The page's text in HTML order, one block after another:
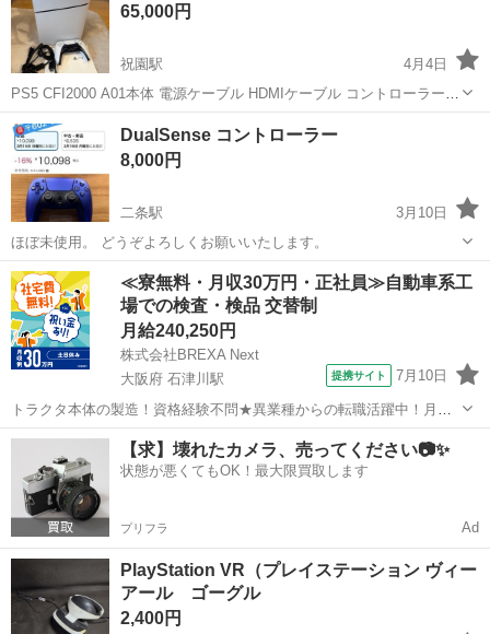
65,000円
祝園駅
4月4日
PS5 CFI2000 A01本体 電源ケーブル HDMIケーブル コントローラー1
台 使用回数僅かの為、美品ですが箱無しです。 プレイする時間が無く
出品します。
京都 テレビゲーム
DualSense コントローラー
8,000円
二条駅
3月10日
ほぼ未使用。 どうぞよろしくお願いいたします。
京都 京都市 二条駅 テレビゲーム コントローラー
≪寮無料・月収30万円・正社員≫自動車系工
場での検査・検品 交替制
月給240,250円
株式会社BREXA Next
大阪府 石津川駅
提携サイト 7月10日
トラクタ本体の製造！資格経験不問★異業種からの転職活躍中！月収
例29万円以上！生活支援物資事前対応可◎即日入寮OK！寮費はずっと
無料＆備品付き1R寮完備！赴任旅費会社負担！工場まで無料送迎あり
◎《大阪府堺市》 人気の工場の...
大阪 堺市 石津川駅
【求】壊れたカメラ、売ってください📷✨
状態が悪くてもOK！最大限買取します
プリフラ Ad
PlayStation VR（プレイステーション ヴィー
アール ゴーグル
2,400円